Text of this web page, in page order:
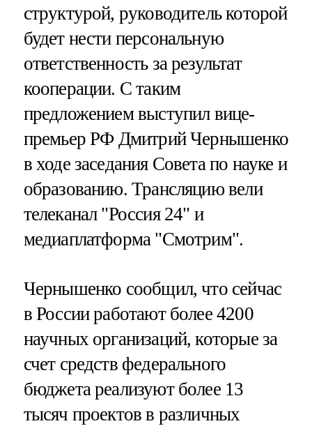
структурой, руководитель которой
будет нести персональную
ответственность за результат
кооперации. С таким
предложением выступил вице-
премьер РФ Дмитрий Чернышенко
в ходе заседания Совета по науке и
образованию. Трансляцию вели
телеканал "Россия 24" и
медиаплатформа "Смотрим".
Чернышенко сообщил, что сейчас
в России работают более 4200
научных организаций, которые за
счет средств федерального
бюджета реализуют более 13
тысяч проектов в различных